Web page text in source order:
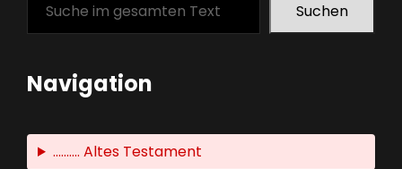
Suchen
Navigation
.......... Altes Testament